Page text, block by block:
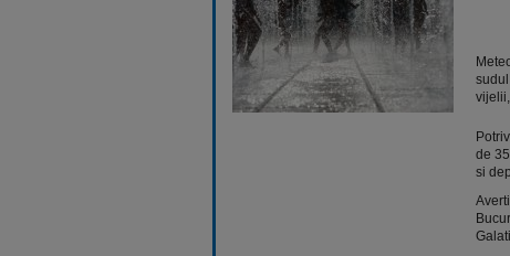
de
si